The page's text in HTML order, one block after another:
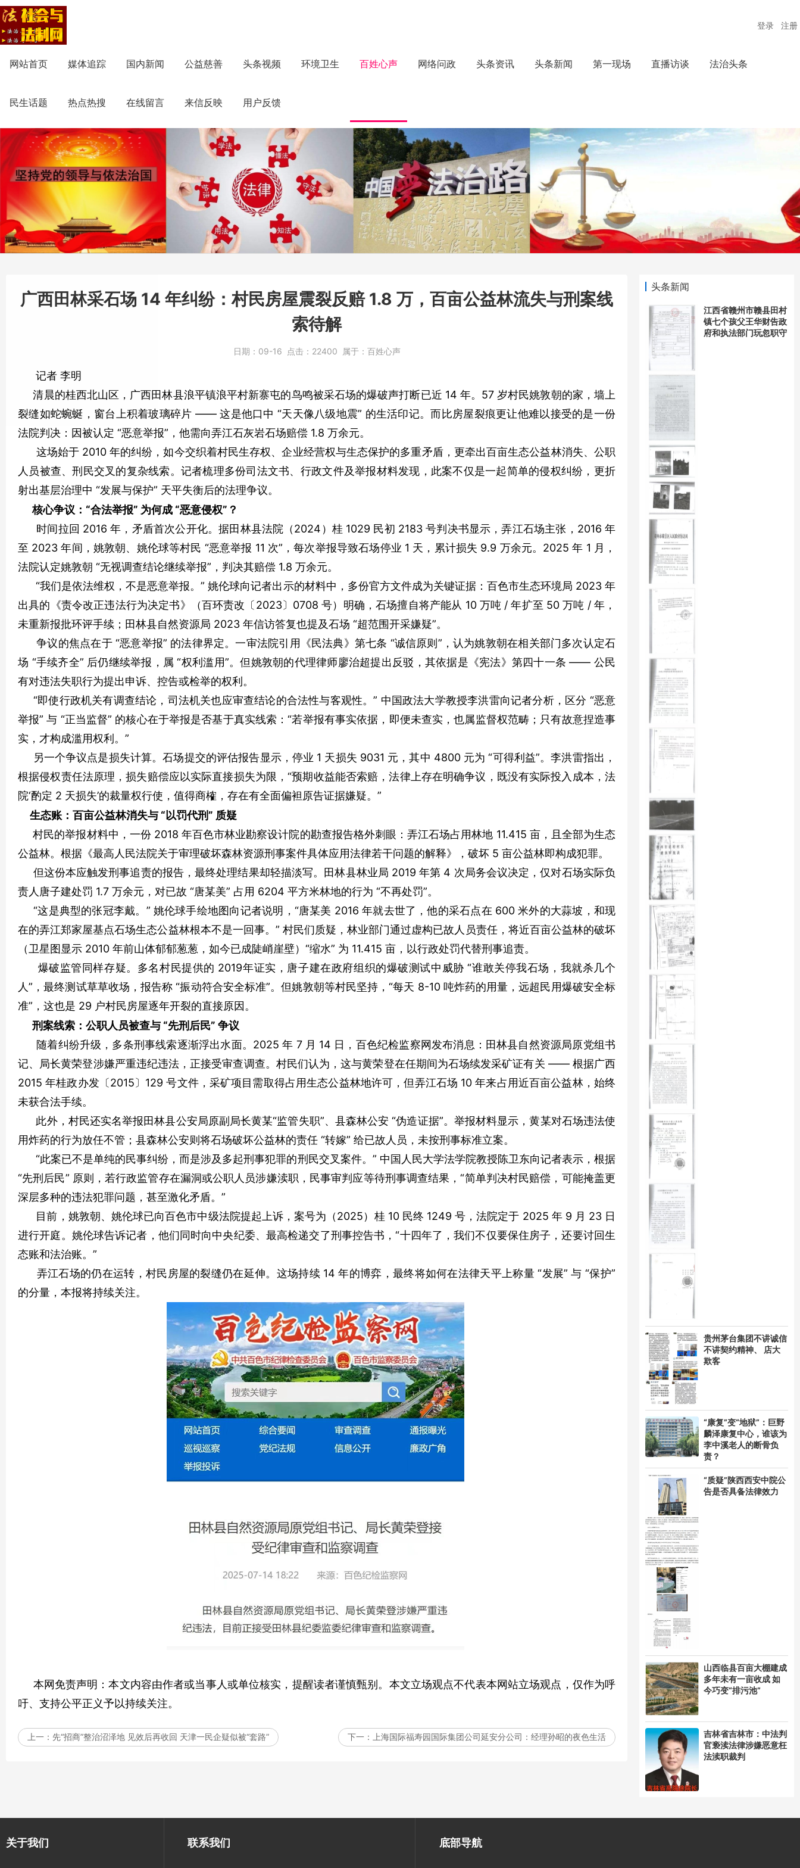
登录 注册
网站首页 媒体追踪 国内新闻 公益慈善 头条视频 环境卫生 百姓心声 网络问政 头条资讯 头条新闻 第一现场 直播访谈 法治头条
民生话题 热点热搜 在线留言 来信反映 用户反馈
头条新闻
江西省赣州市赣县田村
镇七个孩父王华财告政
府和执法部门玩忽职守
贵州茅台集团不讲诚信
不讲契约精神、 店大
欺客
“康复”变“地狱”：巨野
麟泽康复中心，谁该为
李中溪老人的断骨负
责？
“质疑”陕西西安中院公
告是否具备法律效力
山西临县百亩大棚建成
多年未有一亩收成 如
今巧变“排污池”
吉林省吉林市：中法判
官亵渎法律涉嫌恶意枉
法渎职裁判
广西田林采石场 14 年纠纷：村民房屋震裂反赔 1.8 万，百亩公益林流失与刑案线
索待解
日期： 09-16 点击： 22400 属于： 百姓心声
记者 李明
清晨的桂西北山区，广西田林县浪平镇浪平村新寨屯的鸟鸣被采石场的爆破声打断已近 14 年。57 岁村民姚敦朝的家，墙上
裂缝如蛇蜿蜒，窗台上积着玻璃碎片 —— 这是他口中 “天天像八级地震” 的生活印记。而比房屋裂痕更让他难以接受的是一份
法院判决：因被认定 “恶意举报”，他需向弄江石灰岩石场赔偿 1.8 万余元。
这场始于 2010 年的纠纷，如今交织着村民生存权、企业经营权与生态保护的多重矛盾，更牵出百亩生态公益林消失、公职
人员被查、刑民交叉的复杂线索。记者梳理多份司法文书、行政文件及举报材料发现，此案不仅是一起简单的侵权纠纷，更折
射出基层治理中 “发展与保护” 天平失衡后的法理争议。
核心争议：“合法举报” 为何成 “恶意侵权”？
时间拉回 2016 年，矛盾首次公开化。据田林县法院（2024）桂 1029 民初 2183 号判决书显示，弄江石场主张，2016 年
至 2023 年间，姚敦朝、姚伦球等村民 “恶意举报 11 次”，每次举报导致石场停业 1 天，累计损失 9.9 万余元。2025 年 1 月，
法院认定姚敦朝 “无视调查结论继续举报”，判决其赔偿 1.8 万余元。
“我们是依法维权，不是恶意举报。” 姚伦球向记者出示的材料中，多份官方文件成为关键证据：百色市生态环境局 2023 年
出具的《责令改正违法行为决定书》（百环责改〔2023〕0708 号）明确，石场擅自将产能从 10 万吨 / 年扩至 50 万吨 / 年，
未重新报批环评手续；田林县自然资源局 2023 年信访答复也提及石场 “超范围开采嫌疑”。
争议的焦点在于 “恶意举报” 的法律界定。一审法院引用《民法典》第七条 “诚信原则”，认为姚敦朝在相关部门多次认定石
场 “手续齐全” 后仍继续举报，属 “权利滥用”。但姚敦朝的代理律师廖治超提出反驳，其依据是《宪法》第四十一条 —— 公民
有对违法失职行为提出申诉、控告或检举的权利。
“即使行政机关有调查结论，司法机关也应审查结论的合法性与客观性。” 中国政法大学教授李洪雷向记者分析，区分 “恶意
举报” 与 “正当监督” 的核心在于举报是否基于真实线索：“若举报有事实依据，即便未查实，也属监督权范畴；只有故意捏造事
实，才构成滥用权利。”
另一个争议点是损失计算。石场提交的评估报告显示，停业 1 天损失 9031 元，其中 4800 元为 “可得利益”。李洪雷指出，
根据侵权责任法原理，损失赔偿应以实际直接损失为限，“预期收益能否索赔，法律上存在明确争议，既没有实际投入成本，法
院‘酌定 2 天损失’的裁量权行使，值得商榷，存在有全面偏袒原告证据嫌疑。”
生态账：百亩公益林消失与 “以罚代刑” 质疑
村民的举报材料中，一份 2018 年百色市林业勘察设计院的勘查报告格外刺眼：弄江石场占用林地 11.415 亩，且全部为生态
公益林。根据《最高人民法院关于审理破坏森林资源刑事案件具体应用法律若干问题的解释》，破坏 5 亩公益林即构成犯罪。
但这份本应触发刑事追责的报告，最终处理结果却轻描淡写。田林县林业局 2019 年第 4 次局务会议决定，仅对石场实际负
责人唐子建处罚 1.7 万余元，对已故 “唐某美” 占用 6204 平方米林地的行为 “不再处罚”。
“这是典型的张冠李戴。” 姚伦球手绘地图向记者说明，“唐某美 2016 年就去世了，他的采石点在 600 米外的大蒜坡，和现
在的弄江郑家屋基点石场生态公益林根本不是一回事。” 村民们质疑，林业部门通过虚构已故人员责任，将近百亩公益林的破坏
（卫星图显示 2010 年前山体郁郁葱葱，如今已成陡峭崖壁）“缩水” 为 11.415 亩，以行政处罚代替刑事追责。
爆破监管同样存疑。多名村民提供的 2019年证实，唐子建在政府组织的爆破测试中威胁 “谁敢关停我石场，我就杀几个
人”，最终测试草草收场，报告称 “振动符合安全标准”。但姚敦朝等村民坚持，“每天 8-10 吨炸药的用量，远超民用爆破安全标
准”，这也是 29 户村民房屋逐年开裂的直接原因。
刑案线索：公职人员被查与 “先刑后民” 争议
随着纠纷升级，多条刑事线索逐渐浮出水面。2025 年 7 月 14 日，百色纪检监察网发布消息：田林县自然资源局原党组书
记、局长黄荣登涉嫌严重违纪违法，正接受审查调查。村民们认为，这与黄荣登在任期间为石场续发采矿证有关 —— 根据广西
2015 年桂政办发〔2015〕129 号文件，采矿项目需取得占用生态公益林地许可，但弄江石场 10 年来占用近百亩公益林，始终
未获合法手续。
此外，村民还实名举报田林县公安局原副局长黄某“监管失职”、县森林公安 “伪造证据”。举报材料显示，黄某对石场违法使
用炸药的行为放任不管；县森林公安则将石场破坏公益林的责任 “转嫁” 给已故人员，未按刑事标准立案。
“此案已不是单纯的民事纠纷，而是涉及多起刑事犯罪的刑民交叉案件。” 中国人民大学法学院教授陈卫东向记者表示，根据
“先刑后民” 原则，若行政监管存在漏洞或公职人员涉嫌渎职，民事审判应等待刑事调查结果，“简单判决村民赔偿，可能掩盖更
深层多种的违法犯罪问题，甚至激化矛盾。”
目前，姚敦朝、姚伦球已向百色市中级法院提起上诉，案号为（2025）桂 10 民终 1249 号，法院定于 2025 年 9 月 23 日
进行开庭。姚伦球告诉记者，他们同时向中央纪委、最高检递交了刑事控告书，“十四年了，我们不仅要保住房子，还要讨回生
态账和法治账。”
弄江石场的仍在运转，村民房屋的裂缝仍在延伸。这场持续 14 年的博弈，最终将如何在法律天平上称量 “发展” 与 “保护”
的分量，本报将持续关注。
本网免责声明：本文内容由作者或当事人或单位核实，提醒读者谨慎甄别。本文立场观点不代表本网站立场观点，仅作为呼
吁、支持公平正义予以持续关注。
上一： 先“招商”整治沼泽地 见效后再收回 天津一民企疑似被“套路” 下一： 上海国际福寿园国际集团公司延安分公司：经理孙昭的夜色生活
关于我们 联系我们 底部导航